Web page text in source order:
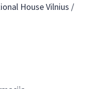
House Vilnius /